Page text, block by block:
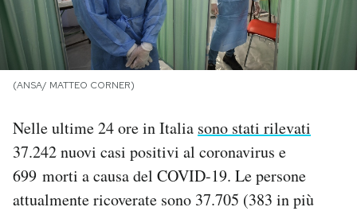
PODCAST
NEWSLETTER
I MIEI PREFERITI
(ANSA/ MATTEO CORNER)
Nelle ultime 24 ore in Italia sono stati rilevati
37.242 nuovi casi positivi al coronavirus e
699 morti a causa del COVID-19. Le persone
attualmente ricoverate sono 37.705 (383 in più